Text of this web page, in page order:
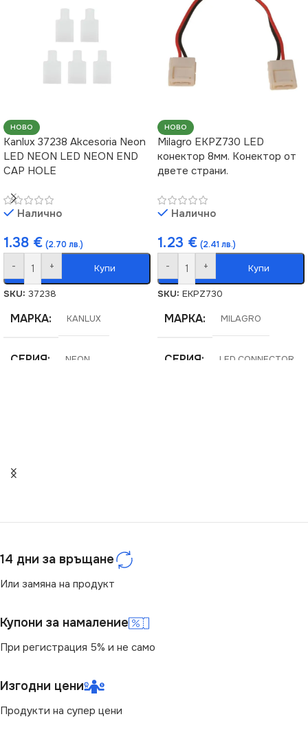
за Двор,за
Коридор
за Къща
за Тераса
НАЧИН НА МОНТАЖ
ВИД LED
НОВО
Kanlux 37238 Akcesoria Neon
LED NEON LED NEON END
CAP HOLE
Налично
1.38 € (2.70 лв.)
- + Купи
SKU: 37238
МАРКА KANLUX
СЕРИЯ NEON
НОВО
Milagro EKPZ730 LED
конектор 8мм. Конектор от
двете страни.
Налично
1.23 € (2.41 лв.)
- + Купи
SKU: EKPZ730
МАРКА MILAGRO
СЕРИЯ LED CONNECTOR
14 дни за връщане
Или замяна на продукт
Купони за намаление
При регистрация 5% и не само
Изгодни цени
Продукти на супер цени